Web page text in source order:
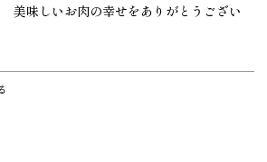
美味しいお肉の幸せをありがとうござい